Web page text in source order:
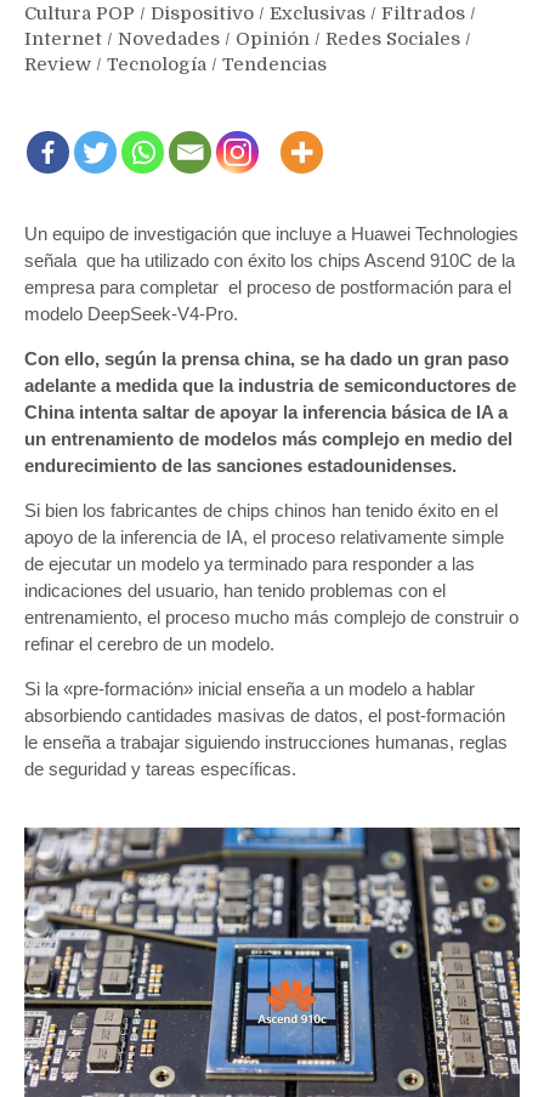
Cultura POP / Dispositivo / Exclusivas / Filtrados /
Internet / Novedades / Opinión / Redes Sociales /
Review / Tecnología / Tendencias
Un equipo de investigación que incluye a Huawei Technologies
señala que ha utilizado con éxito los chips Ascend 910C de la
empresa para completar el proceso de postformación para el
modelo DeepSeek-V4-Pro.
Con ello, según la prensa china, se ha dado un gran paso
adelante a medida que la industria de semiconductores de
China intenta saltar de apoyar la inferencia básica de IA a
un entrenamiento de modelos más complejo en medio del
endurecimiento de las sanciones estadounidenses.
Si bien los fabricantes de chips chinos han tenido éxito en el
apoyo de la inferencia de IA, el proceso relativamente simple
de ejecutar un modelo ya terminado para responder a las
indicaciones del usuario, han tenido problemas con el
entrenamiento, el proceso mucho más complejo de construir o
refinar el cerebro de un modelo.
Si la «pre-formación» inicial enseña a un modelo a hablar
absorbiendo cantidades masivas de datos, el post-formación
le enseña a trabajar siguiendo instrucciones humanas, reglas
de seguridad y tareas específicas.